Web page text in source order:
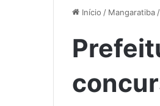
Início / Mangaratiba/